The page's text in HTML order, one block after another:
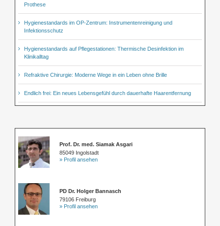
Prothese
Hygienestandards im OP-Zentrum: Instrumentenreinigung und
Infektionsschutz
Hygienestandards auf Pflegestationen: Thermische Desinfektion im
Klinikalltag
Refraktive Chirurgie: Moderne Wege in ein Leben ohne Brille
Endlich frei: Ein neues Lebensgefühl durch dauerhafte Haarentfernung
Prof. Dr. med. Siamak Asgari
85049 Ingolstadt
» Profil ansehen
PD Dr. Holger Bannasch
79106 Freiburg
» Profil ansehen